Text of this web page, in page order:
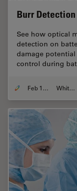
Burr
See how optical
detection on
damage
control during
Feb 12, 2026 Whitepaper